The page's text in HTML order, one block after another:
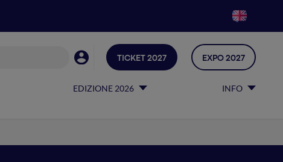
EDIZIONE 2026 INFO
TICKET 2027 EXPO 2027